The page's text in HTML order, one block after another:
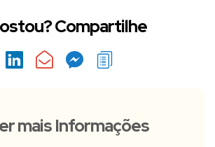
Compartilhe
mais Informações